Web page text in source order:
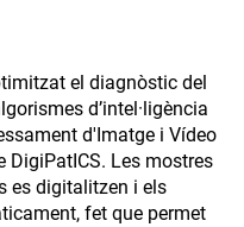
el diagnòstic del
d’intel·ligència
d'Imatge i Vídeo
DigiPatICS. Les mostres
es digitalitzen i els
fet que permet